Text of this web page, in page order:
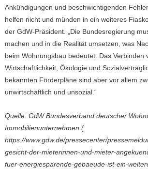
Ankündigungen und beschwichtigenden
helfen nicht und münden in ein weiteres
der GdW-Präsident. „Die Bundesregierung
machen und in die Realität umsetzen, was
beim Wohnungsbau bedeutet: Das Verbinden
Wirtschaftlichkeit, Ökologie und
bekannten Förderpläne sind aber vor allem
unwirtschaftlich und unsozial.“
Quelle: GdW Bundesverband deutscher
Immobilienunternehmen (
https://www.gdw.de/pressecenter/
gesicht-der-mieterinnen-und-mieter-
fuer-energiesparende-gebaeude-ist-ein-